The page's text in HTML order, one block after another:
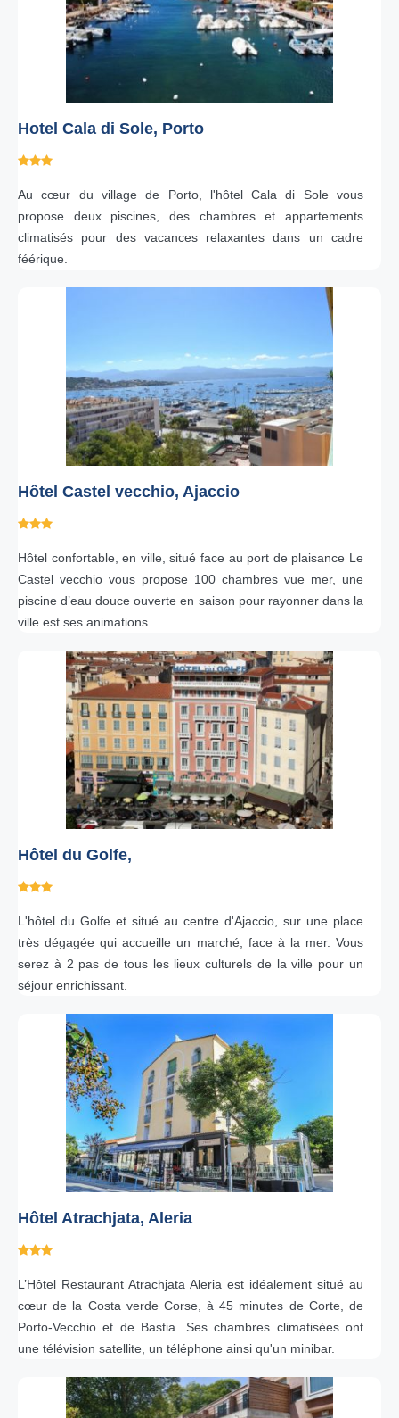
Hotel Cala di Sole, Porto
Au cœur du village de Porto, l'hôtel Cala di Sole vous
propose deux piscines, des chambres et appartements
climatisés pour des vacances relaxantes dans un cadre
féérique.
Hôtel Castel vecchio, Ajaccio
Hôtel confortable, en ville, situé face au port de plaisance Le
Castel vecchio vous propose 100 chambres vue mer, une
piscine d’eau douce ouverte en saison pour rayonner dans la
ville est ses animations
Hôtel du Golfe,
L'hôtel du Golfe et situé au centre d'Ajaccio, sur une place
très dégagée qui accueille un marché, face à la mer. Vous
serez à 2 pas de tous les lieux culturels de la ville pour un
séjour enrichissant.
Hôtel Atrachjata, Aleria
L’Hôtel Restaurant Atrachjata Aleria est idéalement situé au
cœur de la Costa verde Corse, à 45 minutes de Corte, de
Porto-Vecchio et de Bastia. Ses chambres climatisées ont
une télévision satellite, un téléphone ainsi qu'un minibar.